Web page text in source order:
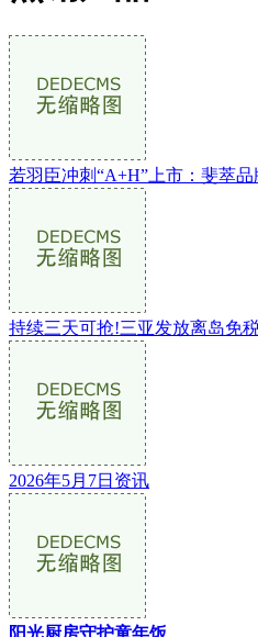
若羽臣冲刺“A+H”上市：斐萃
持续三天可抢!三亚发放离岛免
2026年5月7日资讯
阳光厨房守护童年饭